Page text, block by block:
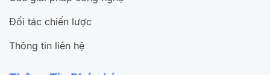
Đối tác chiến lược
Thông tin liên hệ